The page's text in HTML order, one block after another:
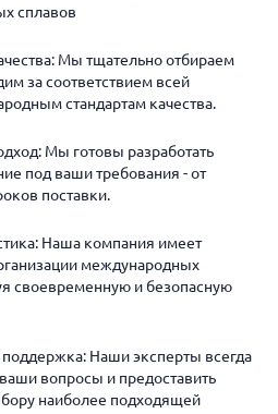
сплавов
Мы тщательно отбираем
за соответствием всей
стандартам качества.
Мы готовы разработать
под ваши требования - от
поставки.
Наша компания имеет
международных
своевременную и безопасную
Наши эксперты всегда
вопросы и предоставить
наиболее подходящей